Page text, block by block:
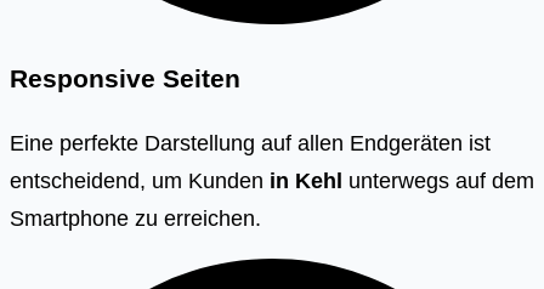
Responsive Seiten
Eine perfekte Darstellung auf allen Endgeräten ist
entscheidend, um Kunden in Kehl unterwegs auf dem
Smartphone zu erreichen.